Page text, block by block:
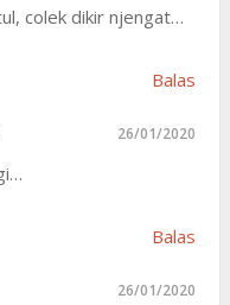
colek dikir njengat…
Balas
26/01/2020
Balas
26/01/2020